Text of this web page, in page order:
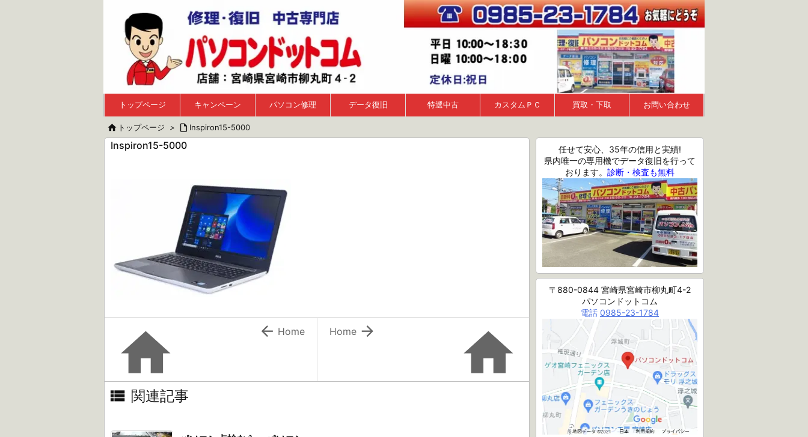
トップページ キャンペーン パソコン修理 データ復旧 特選中古 カスタムＰＣ 買取・下取 お問い合わせ
 トップページ >  Inspiron15-5000
Inspiron15-5000


Home
  Home
 関連記事
任せて安心、35年の信用と実績!
県内唯一の専用機でデータ復旧を行って
おります。 診断・検査も無料
〒880-0844 宮崎県宮崎市柳丸町4-2
パソコンドットコム
電話 0985-23-1784